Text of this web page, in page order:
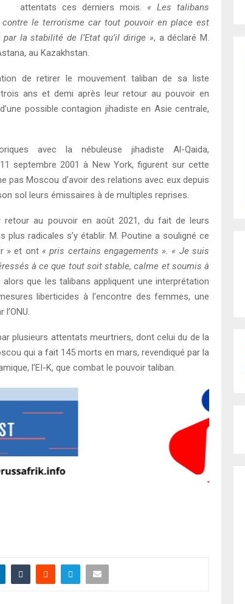
attentats ces derniers mois. « Les talibans
le terrorisme car tout pouvoir en place est
la stabilité de l’Etat qu’il dirige », a déclaré M.
au Kazakhstan.
de retirer le mouvement taliban de sa liste
ans et demi après leur retour au pouvoir en
possible contagion jihadiste en Asie centrale,
avec la nébuleuse jihadiste Al-Qaida,
septembre 2001 à New York, figurent sur cette
pas Moscou d’avoir des relations avec eux depuis
sol leurs émissaires à de multiples reprises.
au pouvoir en août 2021, du fait de leurs
plus radicales s’y établir. M. Poutine a souligné ce
» et ont « pris certains engagements ». « Je suis
à ce que tout soit stable, calme et soumis à
que les talibans appliquent une interprétation
liberticides à l’encontre des femmes, une
plusieurs attentats meurtriers, dont celui du de la
qui a fait 145 morts en mars, revendiqué par la
l’EI-K, que combat le pouvoir taliban.